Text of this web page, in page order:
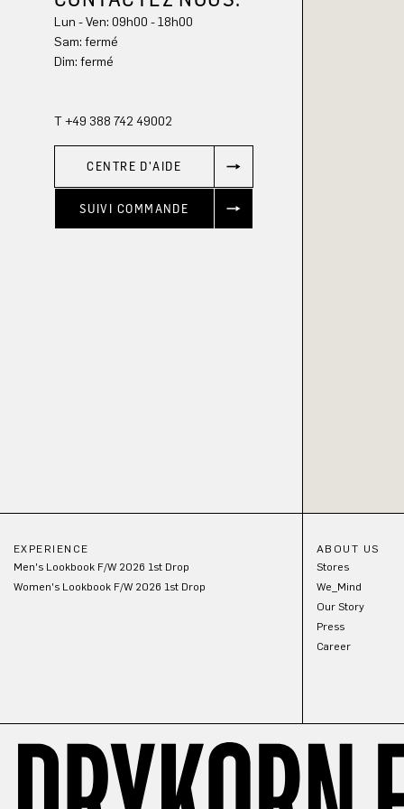
Lun - Ven: 09h00 - 18h00
Sam: fermé
Dim: fermé
T +49 388 742 49002
CENTRE D'AIDE
SUIVI COMMANDE
EXPERIENCE
Men's Lookbook F/W 2026 1st Drop
Women's Lookbook F/W 2026 1st Drop
ABOUT US
Stores
We_Mind
Our Story
Press
Career